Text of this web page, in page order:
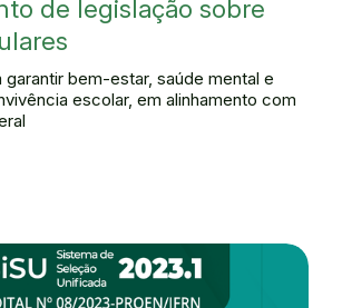
de legislação sobre
garantir bem-estar, saúde mental e
escolar, em alinhamento com